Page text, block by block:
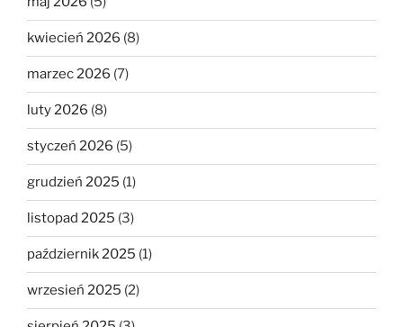
kwiecień 2026 (8)
marzec 2026 (7)
luty 2026 (8)
styczeń 2026 (5)
grudzień 2025 (1)
listopad 2025 (3)
październik 2025 (1)
wrzesień 2025 (2)